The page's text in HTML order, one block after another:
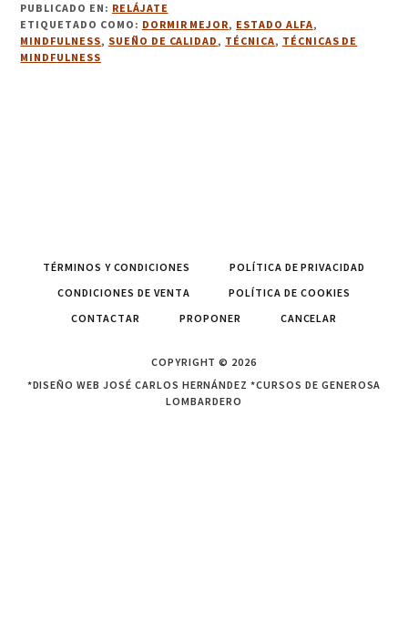
PUBLICADO EN: RELÁJATE
ETIQUETADO COMO: DORMIR MEJOR, ESTADO ALFA,
MINDFULNESS, SUEÑO DE CALIDAD, TÉCNICA, TÉCNICAS DE
MINDFULNESS
TÉRMINOS Y CONDICIONES
POLÍTICA DE PRIVACIDAD
CONDICIONES DE VENTA
POLÍTICA DE COOKIES
CONTACTAR
PROPONER CANCELAR
COPYRIGHT © 2026
*DISEÑO WEB JOSÉ CARLOS HERNÁNDEZ *CURSOS DE GENEROSA
LOMBARDERO